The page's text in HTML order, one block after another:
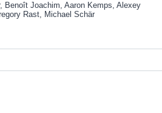
Benoît Joachim, Aaron Kemps, Alexey
Rast, Michael Schär